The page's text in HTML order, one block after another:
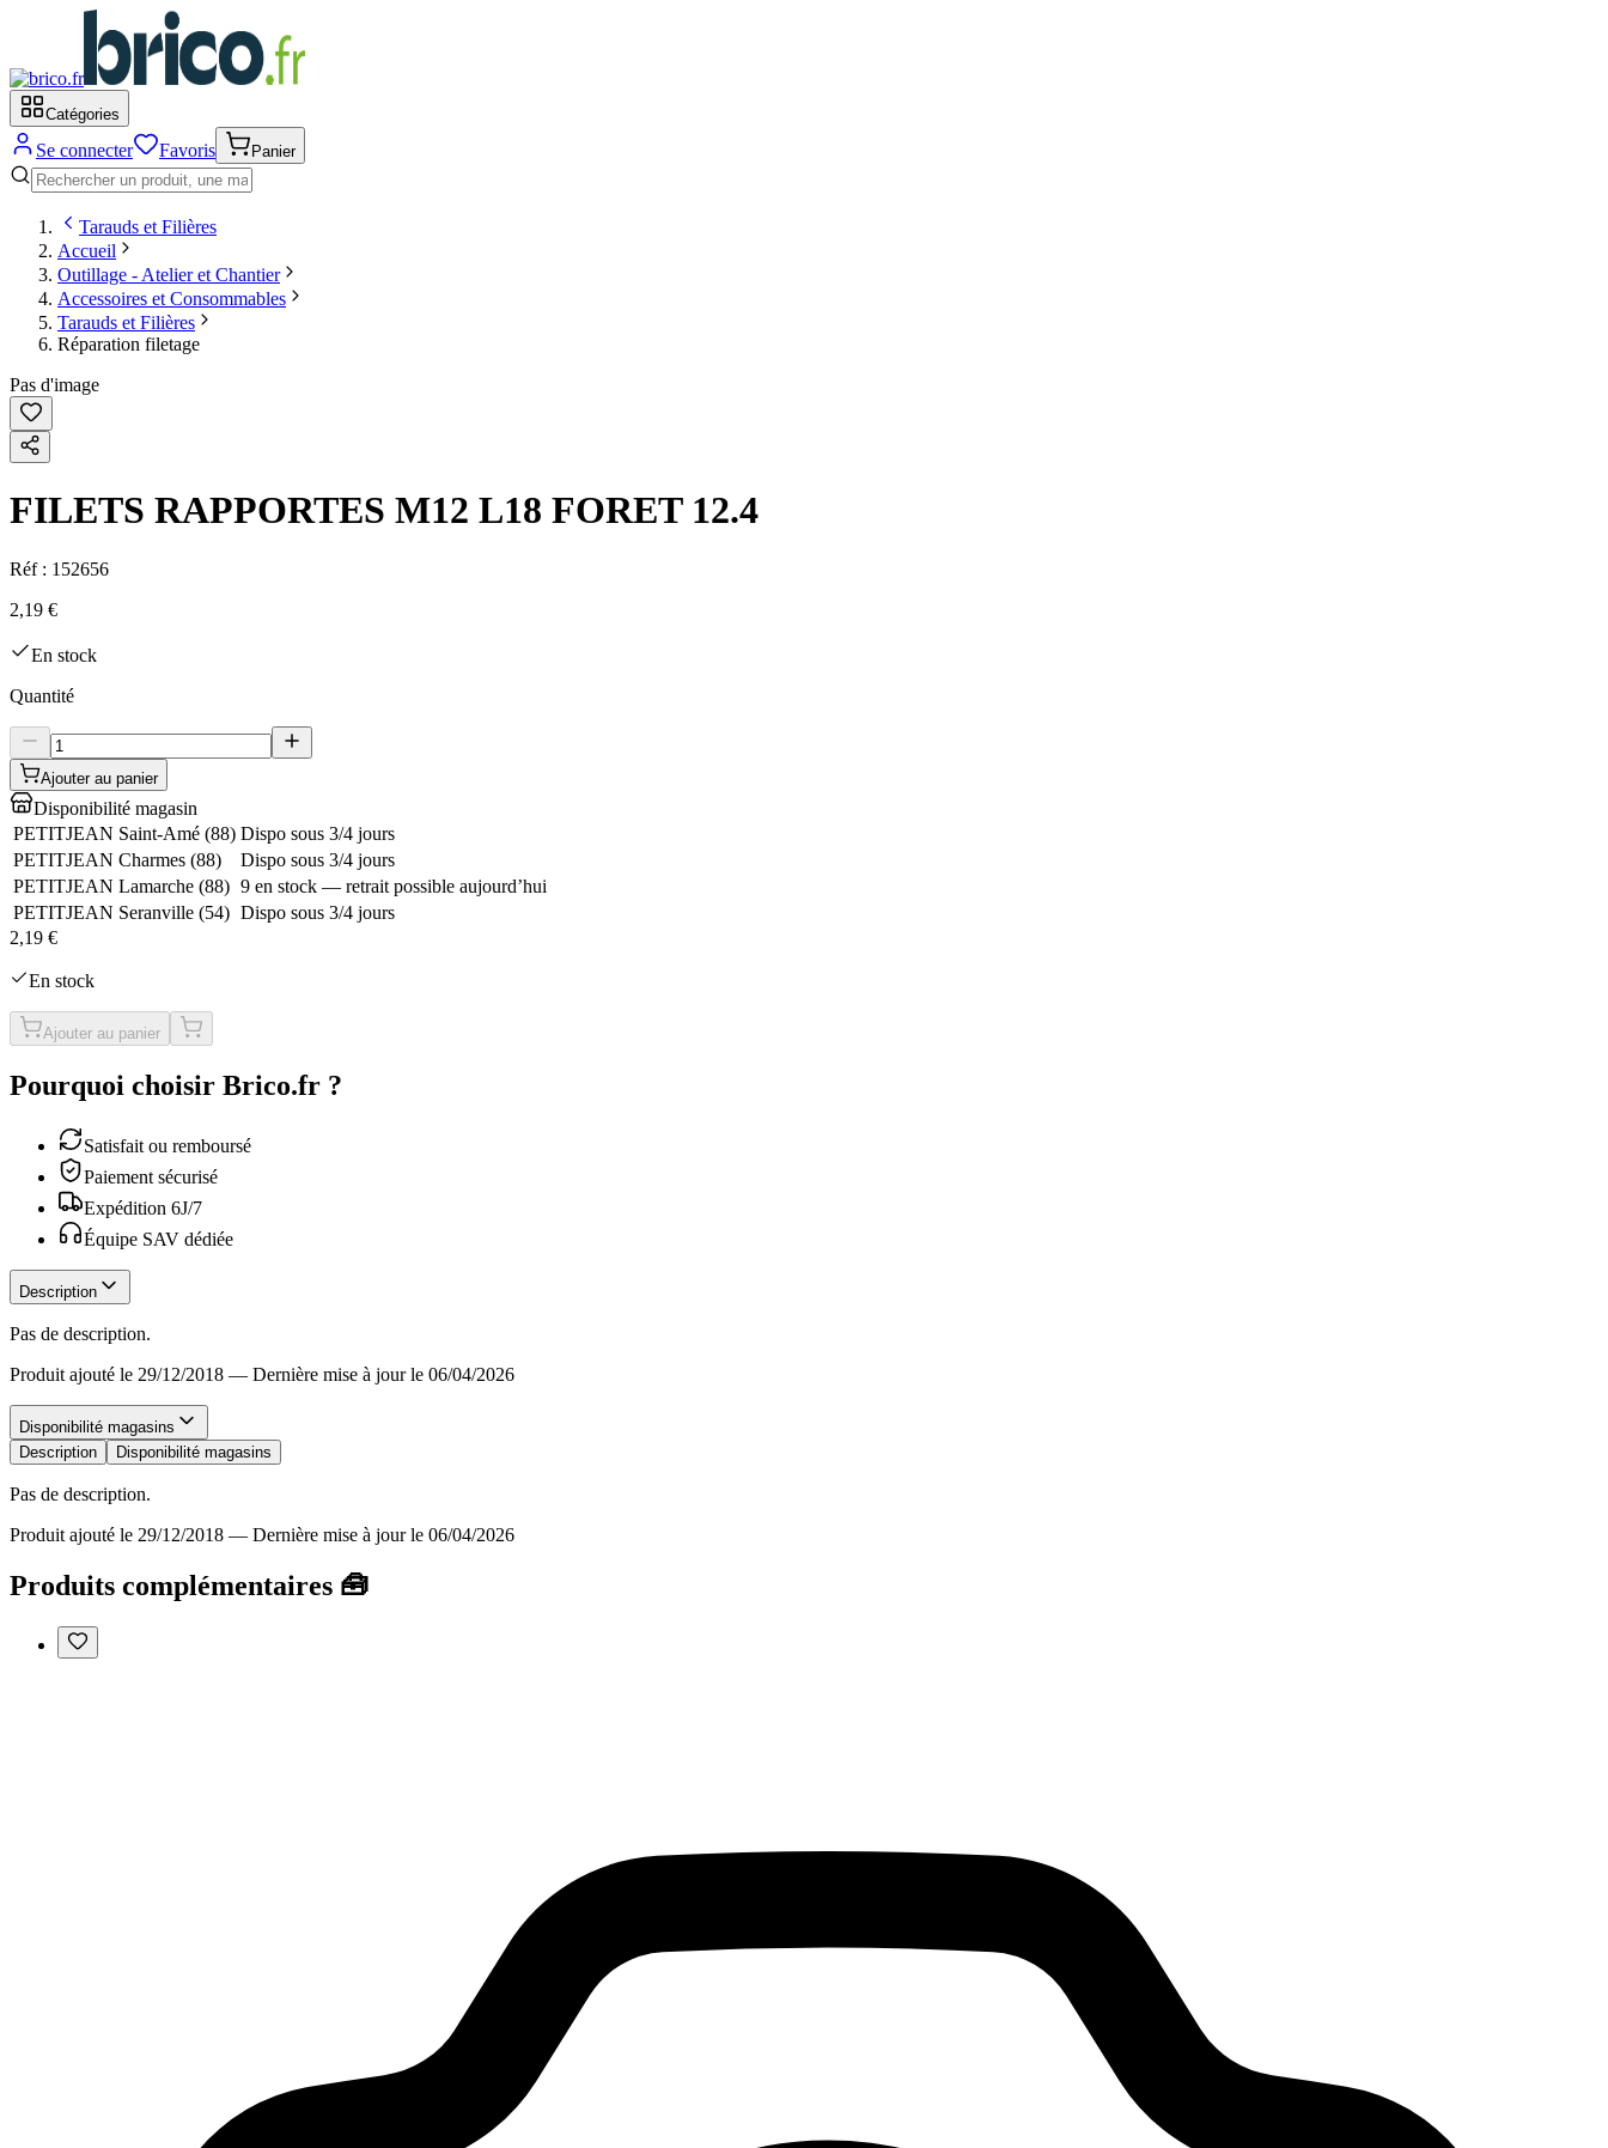
Catégories
Se connecter Favoris Panier
Tarauds et Filières
Accueil
Outillage - Atelier et Chantier
Accessoires et Consommables
Tarauds et Filières
Réparation filetage
Pas d'image
FILETS RAPPORTES M12 L18 FORET 12.4
Réf : 152656
2,19 €
En stock
Quantité
Ajouter au panier
Disponibilité magasin
PETITJEAN Saint-Amé (88) Dispo sous 3/4 jours
PETITJEAN Charmes (88)
Dispo sous 3/4 jours
PETITJEAN Lamarche (88) 9 en stock — retrait possible aujourd’hui
PETITJEAN Seranville (54) Dispo sous 3/4 jours
2,19 €
En stock
Ajouter au panier
Pourquoi choisir Brico.fr ?
Satisfait ou remboursé
Paiement sécurisé
Expédition 6J/7
Équipe SAV dédiée
Description
Pas de description.
Produit ajouté le 29/12/2018 — Dernière mise à jour le 06/04/2026
Disponibilité magasins
Description
Disponibilité magasins
Pas de description.
Produit ajouté le 29/12/2018 — Dernière mise à jour le 06/04/2026
Produits complémentaires 🧰